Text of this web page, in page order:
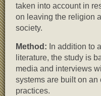
taken into account in
on leaving the religion
society.
Method: In addition to
literature, the study is
media and interviews
systems are built on
practices.